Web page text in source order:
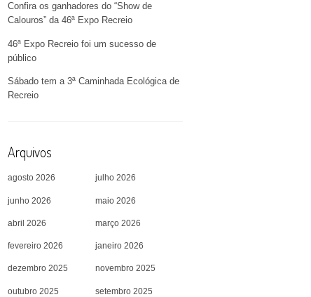
Confira os ganhadores do “Show de
Calouros” da 46ª Expo Recreio
46ª Expo Recreio foi um sucesso de
público
Sábado tem a 3ª Caminhada Ecológica de
Recreio
Arquivos
agosto 2026 julho 2026
junho 2026 maio 2026
abril 2026 março 2026
fevereiro 2026 janeiro 2026
dezembro 2025 novembro 2025
outubro 2025 setembro 2025